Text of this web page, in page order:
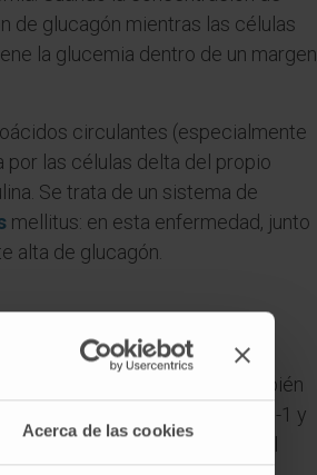
Acerca de las cookies
de glucagón mientras las células
la glucemia dentro de un margen
circulantes (especialmente
por las células delta del propio
Se trata de un sistema de
mellitus: en esta enfermedad, junto
alta de glucagón.
precursor mayor llamado
precursora se expresa también
genera los péptidos GLP-1 y
funciones opuestas según el